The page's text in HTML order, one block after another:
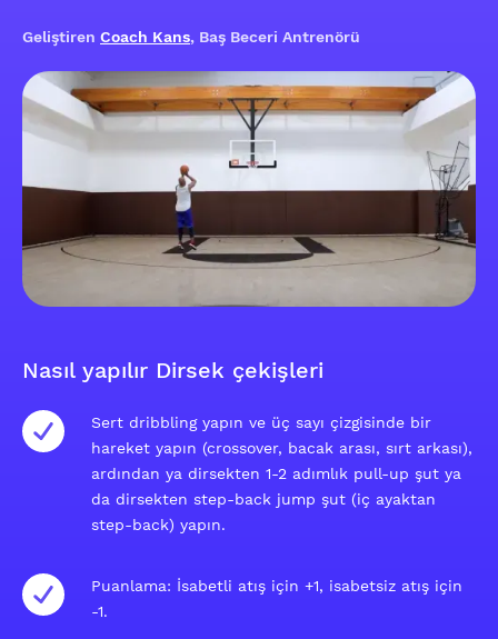
Geliştiren Coach Kans, Baş Beceri Antrenörü
Nasıl yapılır Dirsek çekişleri
Sert dribbling yapın ve üç sayı çizgisinde bir
hareket yapın (crossover, bacak arası, sırt arkası),
ardından ya dirsekten 1-2 adımlık pull-up şut ya
da dirsekten step-back jump şut (iç ayaktan
step-back) yapın.
Puanlama: İsabetli atış için +1, isabetsiz atış için
-1.